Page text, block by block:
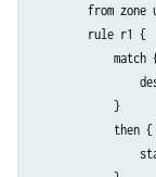
from zone
        rule r1 {
match
            }
            then {